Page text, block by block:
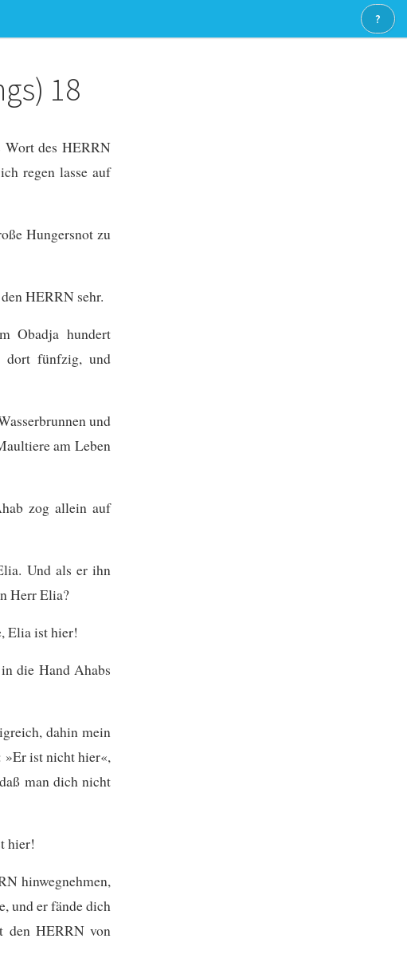
?
18
Wort des HERRN
regen lasse auf
Hungersnot zu
HERRN sehr.
Obadja hundert
dort fünfzig, und
und
am Leben
zog allein auf
Und als er ihn
Herr Elia?
Elia ist hier!
die Hand Ahabs
dahin mein
»Er ist nicht hier«,
man dich nicht
hier!
hinwegnehmen,
und er fände dich
den HERRN von